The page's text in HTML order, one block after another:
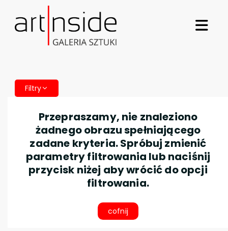
Filtry
Przepraszamy, nie znaleziono
żadnego obrazu spełniającego
zadane kryteria. Spróbuj zmienić
parametry filtrowania lub naciśnij
przycisk niżej aby wrócić do opcji
filtrowania.
cofnij